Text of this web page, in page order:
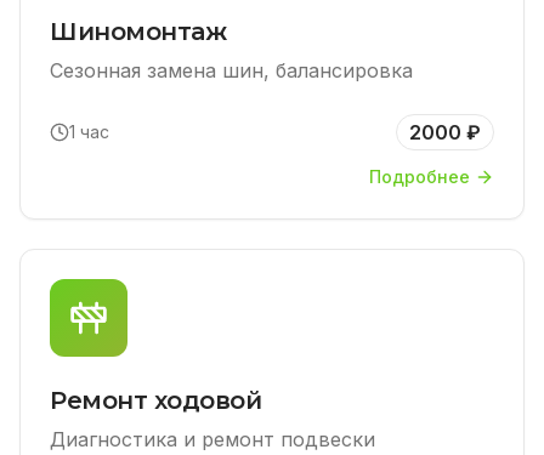
Шиномонтаж
Сезонная замена шин, балансировка
1 час 2000 ₽
Подробнее
Ремонт ходовой
Диагностика и ремонт подвески